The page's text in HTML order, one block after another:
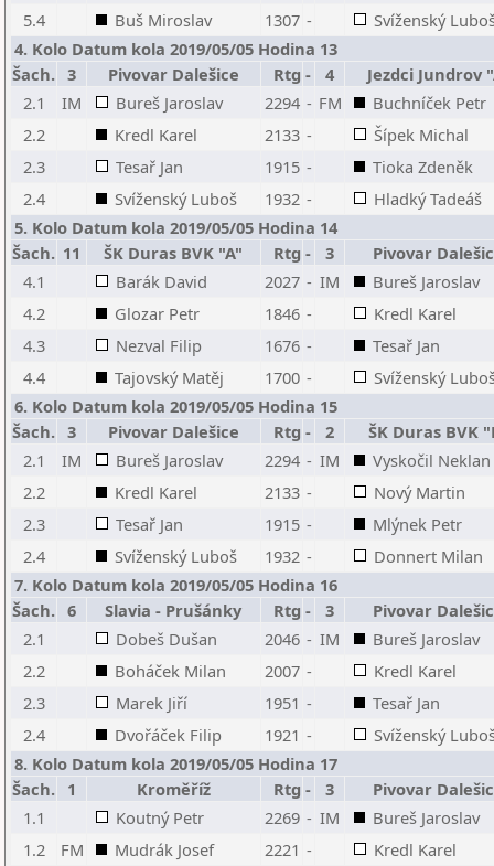
5.4
Buš Miroslav 1307 -
Svíženský
4. Kolo Datum kola 2019/05/05 Hodina 13
Šach. 3 Pivovar Dalešice Rtg - 4
Jezdci Jundrov
2.1
IM Bureš Jaroslav 2294 - FM
Buchníček Petr
2.2
Kredl Karel 2133 -
Šípek Michal
2.3
Tesař Jan 1915 -
Tioka Zdeněk
2.4
Svíženský Luboš 1932 -
Hladký Tadeáš
5. Kolo Datum kola 2019/05/05 Hodina 14
Šach. 11 ŠK Duras BVK "A" Rtg - 3
Pivovar
4.1
Barák David 2027 - IM
Bureš Jaroslav
4.2
Glozar Petr 1846 -
Kredl Karel
4.3
Nezval Filip 1676 -
Tesař Jan
4.4
Tajovský Matěj 1700 -
Svíženský
6. Kolo Datum kola 2019/05/05 Hodina 15
Šach. 3 Pivovar Dalešice Rtg - 2
ŠK Duras BVK
2.1
IM Bureš Jaroslav 2294 - IM
Vyskočil Neklan
2.2
Kredl Karel 2133 -
Nový Martin
2.3
Tesař Jan 1915 -
Mlýnek Petr
2.4
Svíženský Luboš 1932 -
Donnert Milan
7. Kolo Datum kola 2019/05/05 Hodina 16
Šach. 6 Slavia - Prušánky Rtg - 3
Pivovar
2.1
Dobeš Dušan 2046 - IM
Bureš Jaroslav
2.2
Boháček Milan 2007 -
Kredl Karel
2.3
Marek Jiří 1951 -
Tesař Jan
2.4
Dvořáček Filip 1921 -
Svíženský
8. Kolo Datum kola 2019/05/05 Hodina 17
Šach. 1 Kroměříž Rtg - 3
Pivovar
1.1
Koutný Petr 2269 - IM
Bureš Jaroslav
1.2
FM Mudrák Josef 2221 -
Kredl Karel